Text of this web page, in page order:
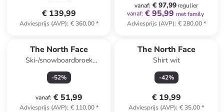
€ 139,99
Adviesprijs (AVP): € 360,00*
vanaf: € 97,99regulier
vanaf: € 95,99 met family
Adviesprijs (AVP): € 280,00*
The North Face
Ski-/snowboardbroek
"Freedom" paars
-52%
vanaf: € 51,99
Adviesprijs (AVP): € 110,00*
The North Face
Shirt wit
-42%
€ 19,99
Adviesprijs (AVP): € 35,00*